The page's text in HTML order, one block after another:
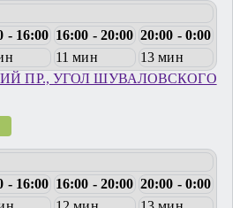
- 16:00 16:00 - 20:00 20:00 - 0:00
11 мин
13 мин
ПР., УГОЛ ШУВАЛОВСКОГО
- 16:00 16:00 - 20:00 20:00 - 0:00